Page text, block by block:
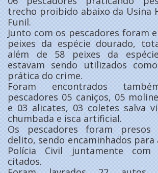
trecho proibido abaixo da Usina
Funil.
Junto com os pescadores foram
peixes da espécie dourado,
além de 58 peixes da
estavam sendo utilizados
prática do crime.
Foram encontrados
pescadores 05 caniços, 05
e 03 alicates, 03 coletes salva
chumbada e isca artificial.
Os pescadores foram presos
delito, sendo encaminhados para
Polícia Civil juntamente com
citados.